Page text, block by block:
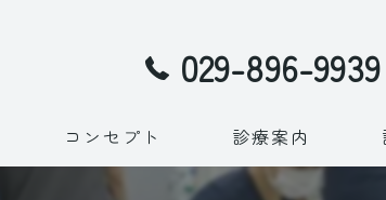
029-896-9939
コンセプト 診療案内